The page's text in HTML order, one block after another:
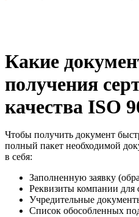
Какие
получения
качества ISO
Чтобы получить документ
полный пакет необходимой
в себя:
Заполненную заявку
Реквизиты компании для
Учредительные
Список обособленных